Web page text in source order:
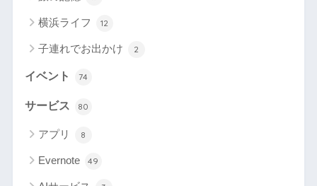
横浜ライフ 12
子連れでお出かけ 2
イベント 74
サービス 80
アプリ 8
Evernote 49